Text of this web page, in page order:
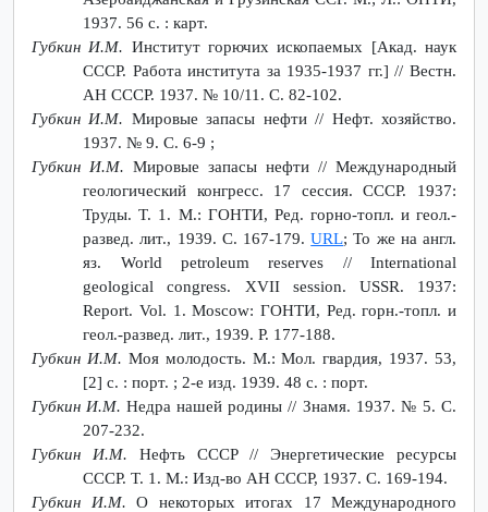
1937. 56 с. : карт.
Губкин И.М. Институт горючих ископаемых [Акад. наук
СССР. Работа института за 1935-1937 гг.] // Вестн.
АН СССР. 1937. № 10/11. С. 82-102.
Губкин И.М. Мировые запасы нефти // Нефт. хозяйство.
1937. № 9. С. 6-9 ;
Губкин И.М. Мировые запасы нефти // Международный
геологический конгресс. 17 сессия. СССР. 1937:
Труды. Т. 1. М.: ГОНТИ, Ред. горно-топл. и геол.-
развед. лит., 1939. С. 167-179.URL; То же на англ.
яз. World petroleum reserves // International
geological congress. XVII session. USSR. 1937:
Report. Vol. 1. Moscow: ГОНТИ, Ред. горн.-топл. и
геол.-развед. лит., 1939. P. 177-188.
Губкин И.М. Моя молодость. М.: Мол. гвардия, 1937. 53,
[2] с. : порт. ; 2-е изд. 1939. 48 с. : порт.
Губкин И.М.Недра нашей родины // Знамя. 1937. № 5. С.
207-232.
Губкин И.М. Нефть ССCР // Энергетические ресурсы
СССР. Т. 1. М.: Изд-во АН СССР, 1937. С. 169-194.
Губкин И.М. О некоторых итогах 17 Международного